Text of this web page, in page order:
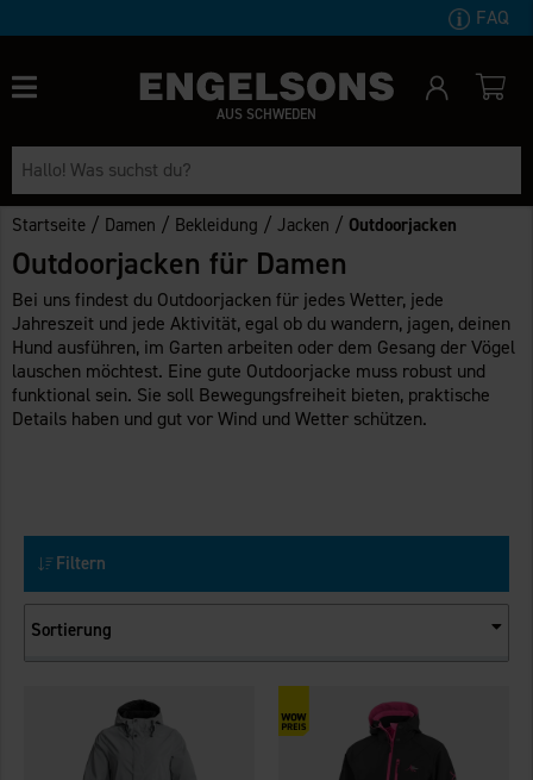
FAQ
AUS SCHWEDEN
Startseite / Damen / Bekleidung /Jacken / Outdoorjacken
Outdoorjacken für Damen
Bei uns findest du Outdoorjacken für jedes Wetter, jede
Jahreszeit und jede Aktivität, egal ob du wandern, jagen, deinen
Hund ausführen, im Garten arbeiten oder dem Gesang der Vögel
lauschen möchtest. Eine gute Outdoorjacke muss robust und
funktional sein. Sie soll Bewegungsfreiheit bieten, praktische
Details haben und gut vor Wind und Wetter schützen.
Filtern
Sortierung